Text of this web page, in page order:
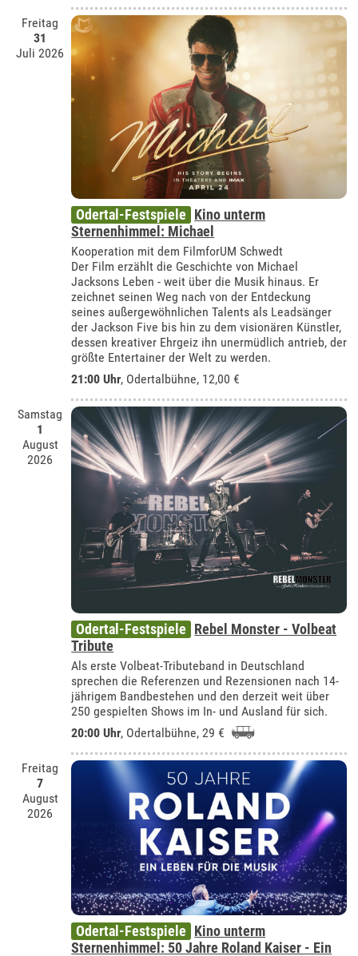
Freitag
31
Juli 2026
Odertal-Festspiele Kino unterm
Sternenhimmel: Michael
Kooperation mit dem FilmforUM Schwedt
Der Film erzählt die Geschichte von Michael
Jacksons Leben - weit über die Musik hinaus. Er
zeichnet seinen Weg nach von der Entdeckung
seines außergewöhnlichen Talents als Leadsänger
der Jackson Five bis hin zu dem visionären Künstler,
dessen kreativer Ehrgeiz ihn unermüdlich antrieb, der
größte Entertainer der Welt zu werden.
21:00 Uhr, Odertalbühne, 12,00 €
Samstag
1
August
2026
Odertal-Festspiele Rebel Monster - Volbeat
Tribute
Als erste Volbeat-Tributeband in Deutschland
sprechen die Referenzen und Rezensionen nach 14-
jährigem Bandbestehen und den derzeit weit über
250 gespielten Shows im In- und Ausland für sich.
20:00 Uhr, Odertalbühne, 29 €
Freitag
7
August
2026
Odertal-Festspiele Kino unterm
Sternenhimmel: 50 Jahre Roland Kaiser - Ein